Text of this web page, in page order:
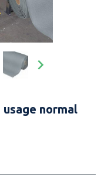

normal